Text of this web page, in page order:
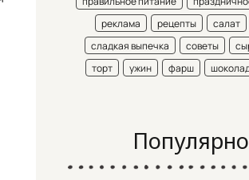
реклама
рецепты салат
сладкая выпечка
советы
торт
ужин фарш